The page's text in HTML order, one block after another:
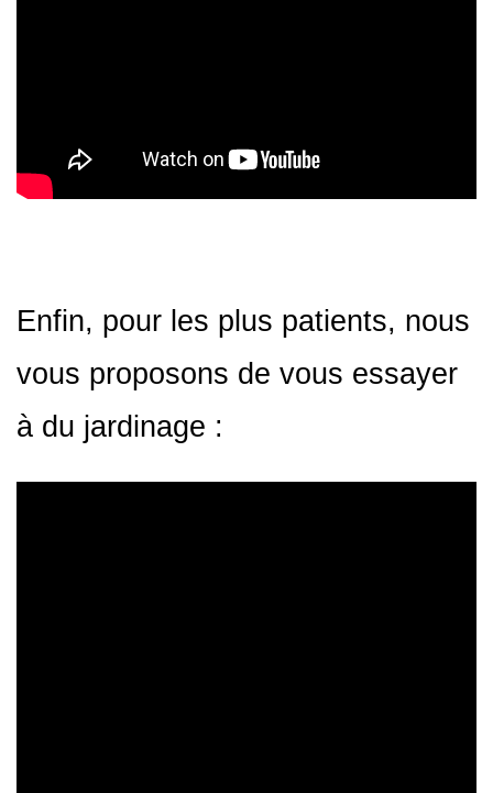
Enfin, pour les plus patients, nous
vous proposons de vous essayer
à du jardinage :